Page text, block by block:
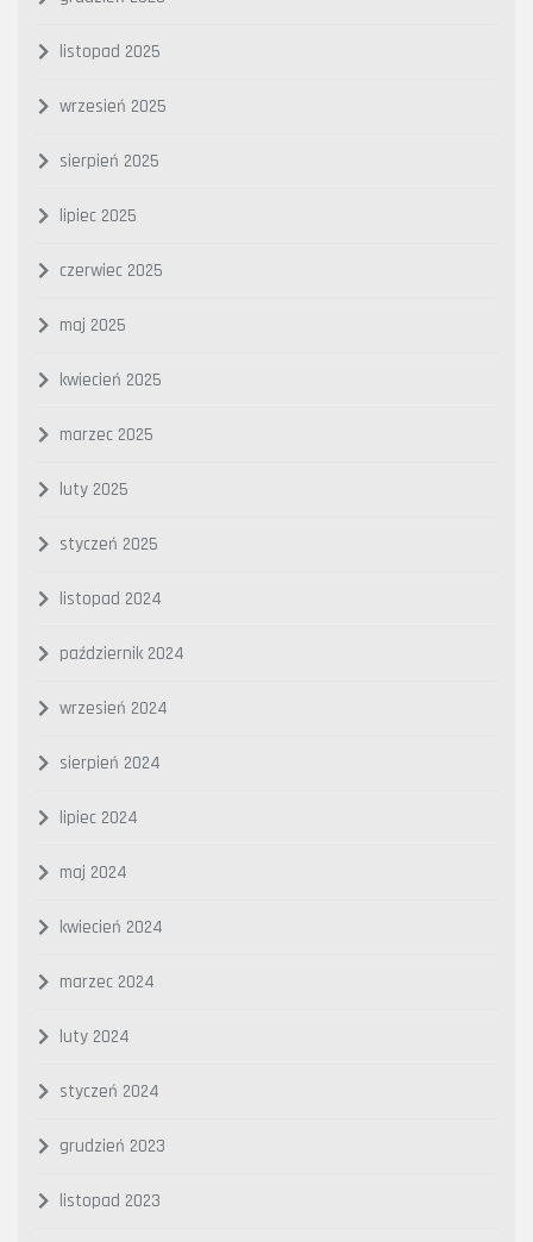
listopad 2025
wrzesień 2025
sierpień 2025
lipiec 2025
czerwiec 2025
maj 2025
kwiecień 2025
marzec 2025
luty 2025
styczeń 2025
listopad 2024
październik 2024
wrzesień 2024
sierpień 2024
lipiec 2024
maj 2024
kwiecień 2024
marzec 2024
luty 2024
styczeń 2024
grudzień 2023
listopad 2023